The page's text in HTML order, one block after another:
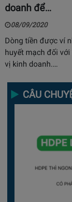
doanh để…
08/09/2020
Dòng tiền được ví
huyết mạch đối
vị kinh doanh.…
CÂU